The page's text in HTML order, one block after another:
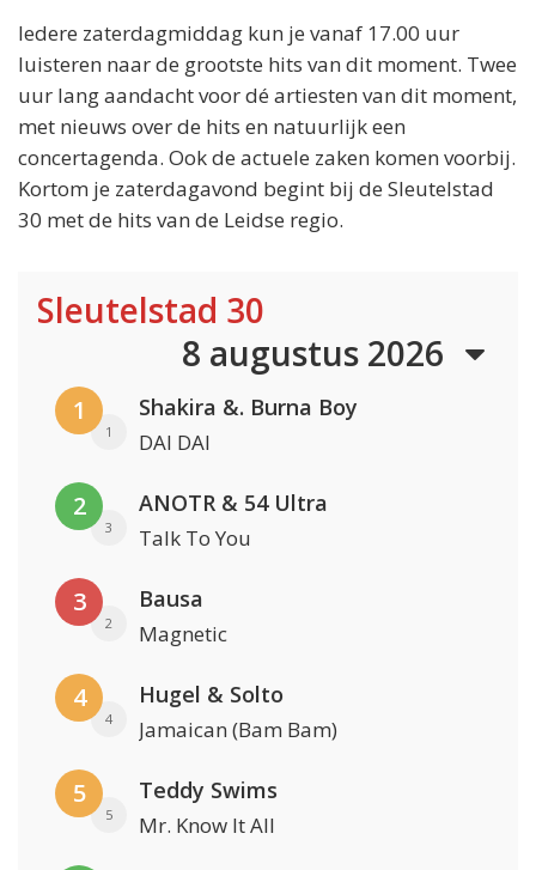
Iedere zaterdagmiddag kun je vanaf 17.00 uur
luisteren naar de grootste hits van dit moment. Twee
uur lang aandacht voor dé artiesten van dit moment,
met nieuws over de hits en natuurlijk een
concertagenda. Ook de actuele zaken komen voorbij.
Kortom je zaterdagavond begint bij de Sleutelstad
30 met de hits van de Leidse regio.
Sleutelstad 30
8 augustus 2026
1
1
Shakira &. Burna Boy
DAI DAI
2
3
ANOTR & 54 Ultra
Talk To You
3
2
Bausa
Magnetic
4
4
Hugel & Solto
Jamaican (Bam Bam)
5
5
Teddy Swims
Mr. Know It All